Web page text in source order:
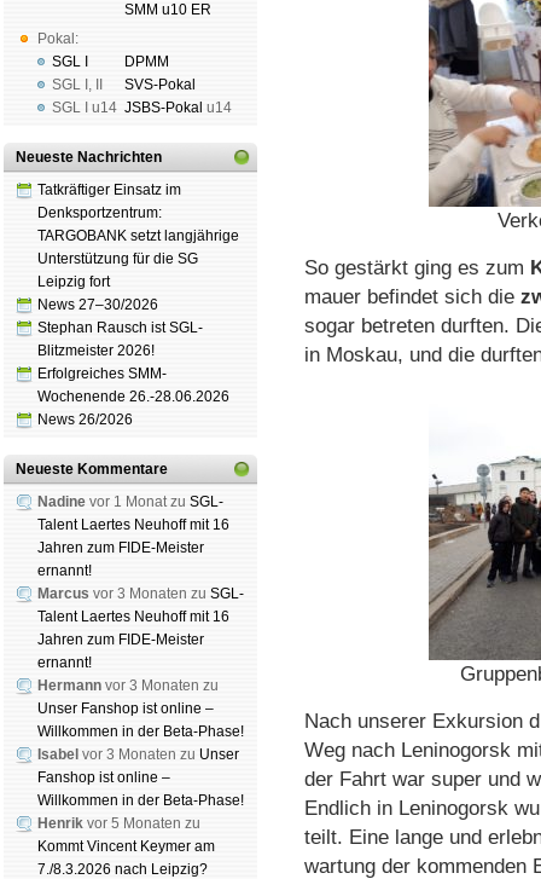
Pokal:
SGL I
SGL I ,
SGL I
u14
SMM u10 ER
DPMM
SVS-Pokal
JSBS-Pokal u14
Neueste Nachrichten
Tatkräftiger Einsatz im
Denksportzentrum:
TARGOBANK setzt langjährige
Unterstützung für die SG
Leipzig fort
News 27–30/2026
Stephan Rausch ist SGL-
Blitzmeister 2026!
Erfolgreiches SMM-
Wochenende 26.-28.06.2026
News 26/2026
Neueste Kommentare
Nadine vor 1 Monat zu SGL-
Talent Laertes Neuhoff mit 16
Jahren zum FIDE-Meister
ernannt!
Marcus vor 3 Monaten zu SGL-
Talent Laertes Neuhoff mit 16
Jahren zum FIDE-Meister
ernannt!
Hermann vor 3 Monaten zu
Unser Fanshop ist online –
Willkommen in der Beta-Phase!
Isabel vor 3 Monaten zu Unser
Fanshop ist online –
Willkommen in der Beta-Phase!
Henrik vor 5 Monaten zu
Kommt Vincent Keymer am
7./8.3.2026 nach Leipzig?
So gestärkt ging es zum
mauer be­fin­det sich die
sogar be­tre­ten durf­ten.
in Mos­kau, und die
Nach unserer Ex­kur­sion
Weg nach Le­ni­no­gorsk
der Fahrt war super und
End­lich in Le­ni­no­gorsk
teilt. Eine lange und
war­tung der kom­men­den